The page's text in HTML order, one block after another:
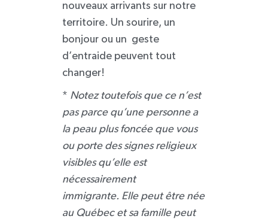
nouveaux arrivants sur notre
territoire. Un sourire, un
bonjour ou un geste
d’entraide peuvent tout
changer!
* Notez toutefois que ce n’est
pas parce qu’une personne a
la peau plus foncée que vous
ou porte des signes religieux
visibles qu’elle est
nécessairement
immigrante. Elle peut être née
au Québec et sa famille peut